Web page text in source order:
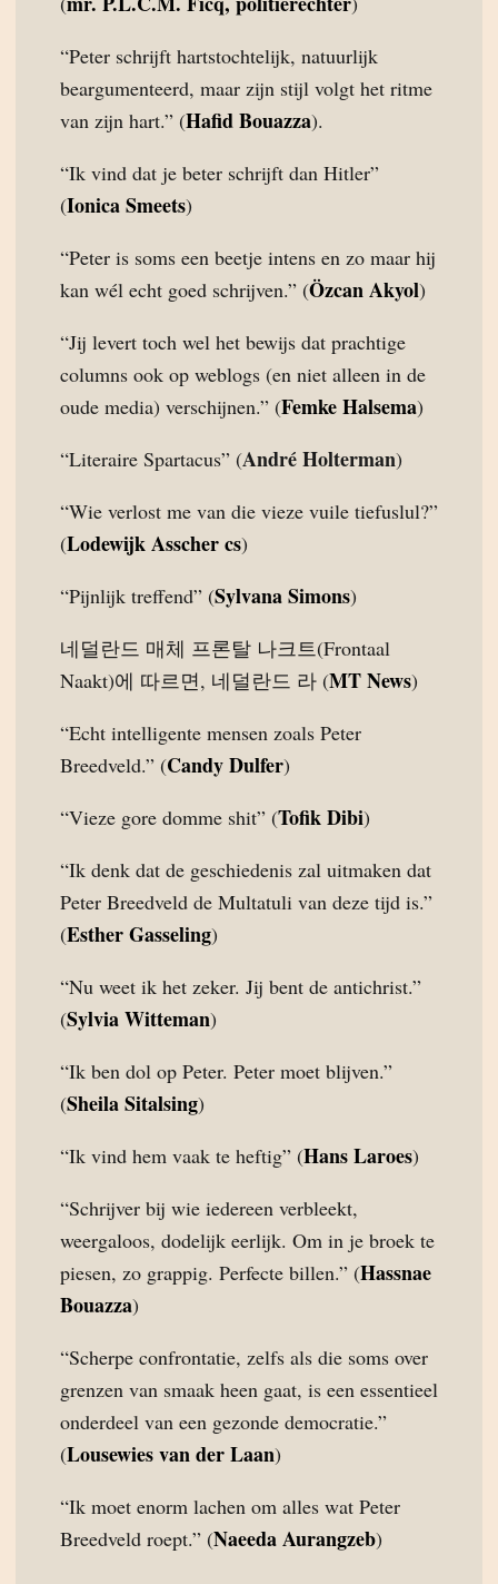
“Peter schrijft hartstochtelijk, natuurlijk
beargumenteerd, maar zijn stijl volgt het ritme
van zijn hart.” (Hafid Bouazza).
“Ik vind dat je beter schrijft dan Hitler”
(Ionica Smeets)
“Peter is soms een beetje intens en zo maar hij
kan wél echt goed schrijven.” (Özcan Akyol)
“Jij levert toch wel het bewijs dat prachtige
columns ook op weblogs (en niet alleen in de
oude media) verschijnen.” (Femke Halsema)
“Literaire Spartacus” (André Holterman)
“Wie verlost me van die vieze vuile tiefuslul?”
(Lodewijk Asscher cs)
“Pijnlijk treffend” (Sylvana Simons)
네덜란드 매체 프론탈 나크트(Frontaal
Naakt)에 따르면, 네덜란드 라 (MT News)
“Echt intelligente mensen zoals Peter
Breedveld.” (Candy Dulfer)
“Vieze gore domme shit” (Tofik Dibi)
“Ik denk dat de geschiedenis zal uitmaken dat
Peter Breedveld de Multatuli van deze tijd is.”
(Esther Gasseling)
“Nu weet ik het zeker. Jij bent de antichrist.”
(Sylvia Witteman)
“Ik ben dol op Peter. Peter moet blijven.”
(Sheila Sitalsing)
“Ik vind hem vaak te heftig” (Hans Laroes)
“Schrijver bij wie iedereen verbleekt,
weergaloos, dodelijk eerlijk. Om in je broek te
piesen, zo grappig. Perfecte billen.” (Hassnae
Bouazza)
“Scherpe confrontatie, zelfs als die soms over
grenzen van smaak heen gaat, is een essentieel
onderdeel van een gezonde democratie.”
(Lousewies van der Laan)
“Ik moet enorm lachen om alles wat Peter
Breedveld roept.” (Naeeda Aurangzeb)